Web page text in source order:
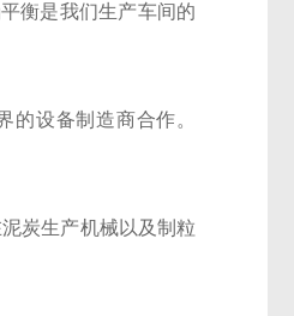
衡是我们生产车间的
设备制造商合作。
炭生产机械以及制粒